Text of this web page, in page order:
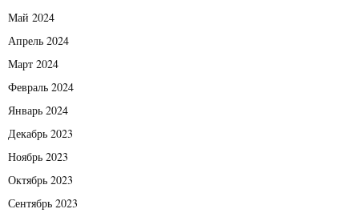
Май 2024
Апрель 2024
Март 2024
Февраль 2024
Январь 2024
Декабрь 2023
Ноябрь 2023
Октябрь 2023
Сентябрь 2023